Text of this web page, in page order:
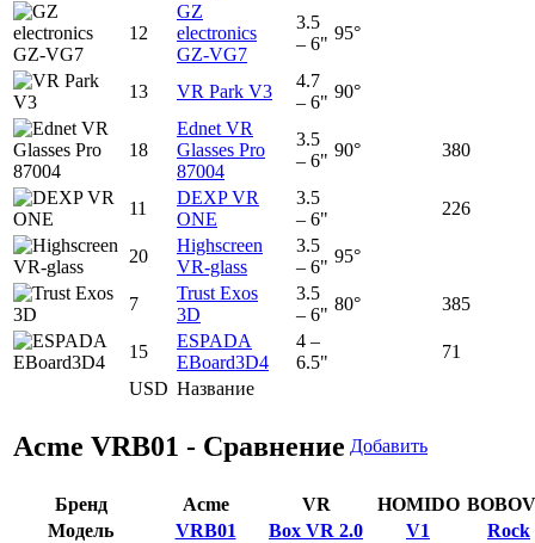
USD Название
12
GZ
electronics
GZ-VG7
3.5
– 6"
95°
13 VR Park V3
4.7
– 6"
90°
18
Ednet VR
Glasses Pro
87004
3.5
– 6"
90° 380
11
DEXP VR
ONE
3.5
– 6"
226
20
Highscreen
VR-glass
3.5
– 6"
95°
7
Trust Exos
3D
3.5
– 6"
80° 385
15
ESPADA
EBoard3D4
4 –
6.5"
71
Acme VRB01 - Сравнение Добавить
Бренд Acme VR HOMIDO
Модель
VRB01 Box VR 2.0 V1
Rock